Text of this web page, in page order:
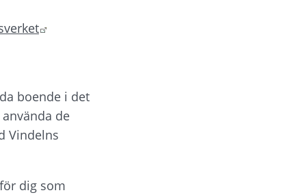
boende i det
de
Vindelns
dig som